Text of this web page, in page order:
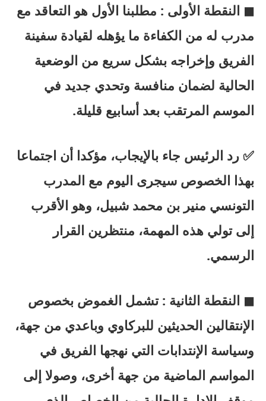
◼ النقطة الأولى : مطلبنا الأول هو التعاقد مع
مدرب له من الكفاءة ما يؤهله لقيادة سفينة
الفريق وإخراجه بشكل سريع من الوضعية
الحالية لضمان منافسة وتحدي جديد في
الموسم المرتقب بعد أسابيع قليلة.
✅ رد الرئيس جاء بالإيجاب، مؤكدا أن اجتماعا
بهذا الخصوص سيجرى اليوم مع المدرب
التونسي منير بن محمد شبيل، وهو الأقرب
إلى تولي هذه المهمة، منتظرين القرار
الرسمي.
◼ النقطة الثانية : تشمل الغموض بخصوص
الإنتقالين الحديثين للبركاوي وباعدي من جهة،
وسياسة الإنتدابات التي نهجها الفريق في
المواسم الماضية من جهة أخرى، وصولا إلى